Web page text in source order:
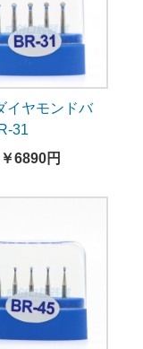
イヤモンドバ
31
￥6890円